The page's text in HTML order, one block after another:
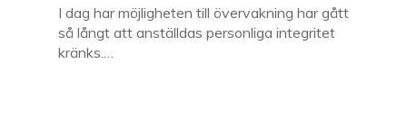
I dag har möjligheten till övervakning har gått
så långt att anställdas personliga integritet
kränks.…